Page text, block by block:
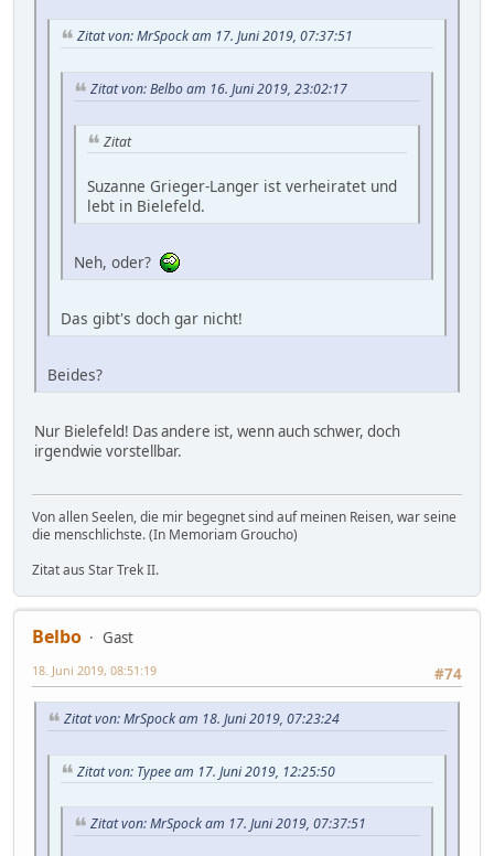
Zitat von: MrSpock am 17. Juni 2019, 07:37:51
Zitat von: Belbo am 16. Juni 2019, 23:02:17
Zitat
Suzanne Grieger-Langer ist verheiratet und
lebt in Bielefeld.
Neh, oder?
Das gibt's doch gar nicht!
Beides?
Nur Bielefeld! Das andere ist, wenn auch schwer, doch
irgendwie vorstellbar.
Von allen Seelen, die mir begegnet sind auf meinen Reisen, war seine
die menschlichste. (In Memoriam Groucho)
Zitat aus Star Trek II.
Belbo
Gast
#74
18. Juni 2019, 08:51:19
Zitat von: MrSpock am 18. Juni 2019, 07:23:24
Zitat von: Typee am 17. Juni 2019, 12:25:50
Zitat von: MrSpock am 17. Juni 2019, 07:37:51